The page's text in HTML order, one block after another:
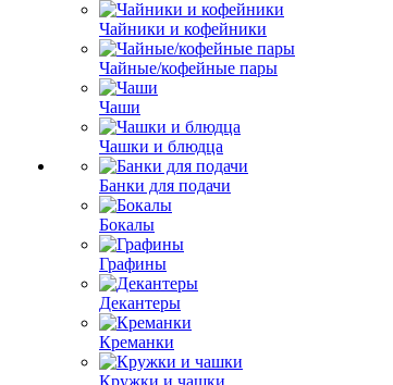
Чайники и кофейники
Чайные/кофейные пары
Чаши
Чашки и блюдца
Банки для подачи
Бокалы
Графины
Декантеры
Креманки
Кружки и чашки